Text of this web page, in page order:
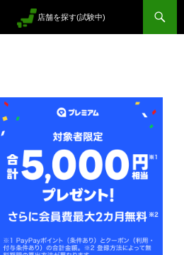
店舗を探す(試験中)